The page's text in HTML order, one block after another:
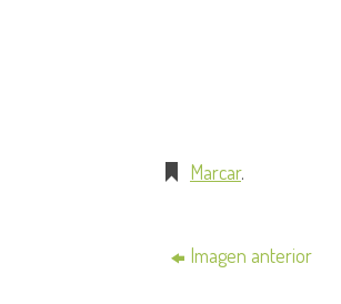
Marcar.
Imagen anterior